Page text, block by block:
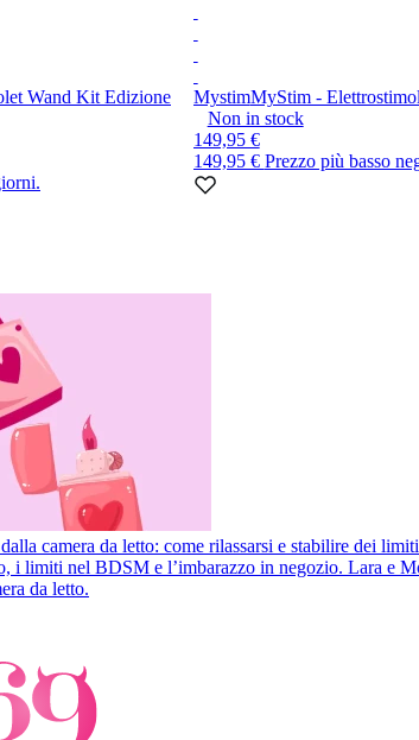
Wand Kit Edizione
MystimMyStim -
Non in stock
149,95 €
149,95 € Prezzo più basso
camera da letto: come rilassarsi e stabilire dei
i limiti nel BDSM e l’imbarazzo in negozio. Lara e
da letto.